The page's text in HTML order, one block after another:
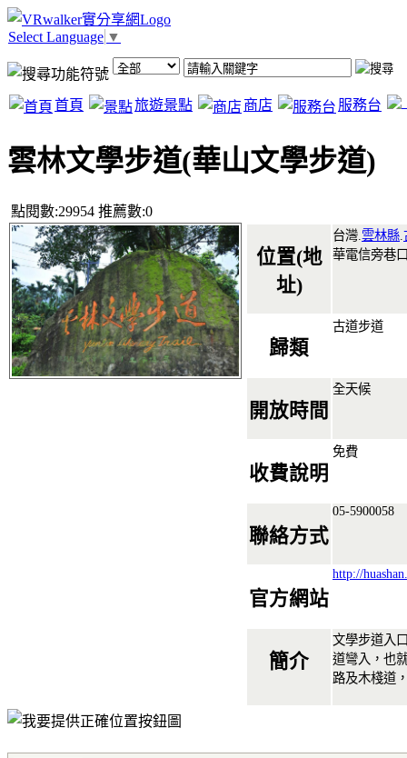
Select Language ▼
首頁 旅遊景點 商店 服務台
雲林文學步道(華山文學步道)
點閱數:29954 推薦數:0
位置(地
址)
台灣. 雲林縣
華電信旁巷
歸類
古道步道
開放時間
全天候
收費說明
免費
聯絡方式
05-5900058
官方網站
http://
簡介
文學步道入
道彎入，也
路及木棧道